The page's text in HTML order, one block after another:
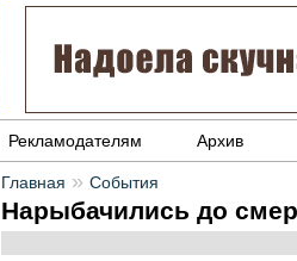
Рекламодателям Архив
Главная » События
Нарыбачились до